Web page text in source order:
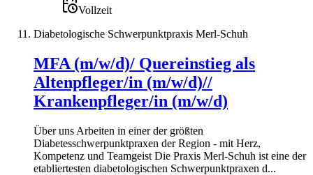
Vollzeit
Diabetologische Schwerpunktpraxis Merl-Schuh
MFA (m/w/d)/ Quereinstieg als
Altenpfleger/in (m/w/d)//
Krankenpfleger/in (m/w/d)
Über uns Arbeiten in einer der größten
Diabetesschwerpunktpraxen der Region - mit Herz,
Kompetenz und Teamgeist Die Praxis Merl-Schuh ist eine der
etabliertesten diabetologischen Schwerpunktpraxen d...